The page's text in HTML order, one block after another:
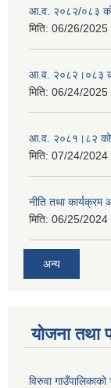
आ.व. २०८२/०८३ को
मिति: 06/26/2025
आ.व. २०८२।०८३
मिति: 06/24/2025
आ.व. २०८१।८२ को
मिति: 07/24/2024
नीति तथा
मिति: 06/25/2024
अन्य
योजना तथा
विरुवा